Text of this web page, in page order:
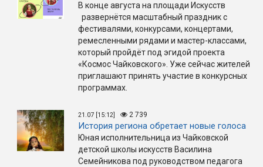
В конце августа на площади Искусств
развернётся масштабный праздник с
фестивалями, конкурсами, концертами,
ремесленными рядами и мастер-классами,
который пройдёт под эгидой проекта
«Космос Чайковского». Уже сейчас жителей
приглашают принять участие в конкурсных
программах.
21.07 [15:12] 2 739
История региона обретает новые голоса
Юная исполнительница из Чайковской
детской школы искусств Василина
Семейникова под руководством педагога